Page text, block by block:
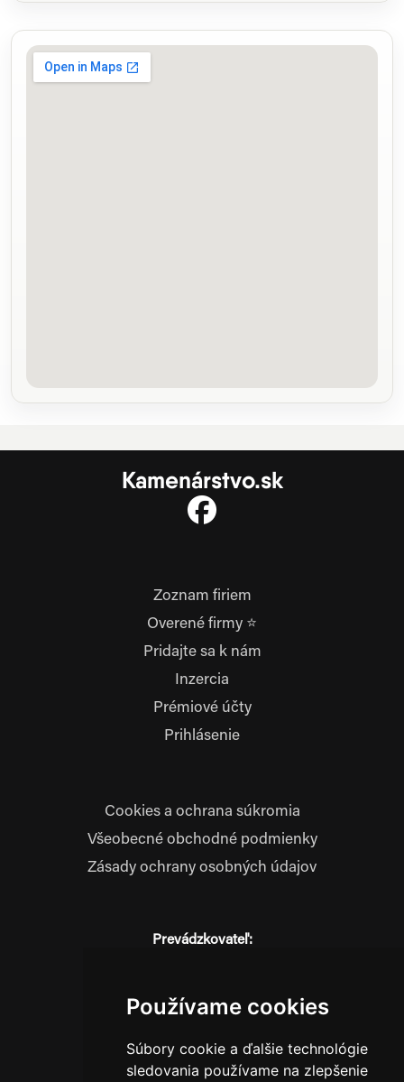
Používame cookies
Súbory cookie a ďalšie technológie
sledovania používame na zlepšenie
Kamenárstvo.sk
Zoznam firiem
Overené firmy ⭐
Pridajte sa k nám
Inzercia
Prémiové účty
Prihlásenie
Cookies a ochrana súkromia
Všeobecné obchodné podmienky
Zásady ochrany osobných údajov
Prevádzkovateľ:
014 01 Bytča
DIČ: 2121076738